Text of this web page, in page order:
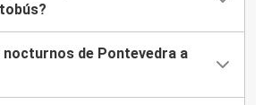
nocturnos de Pontevedra a